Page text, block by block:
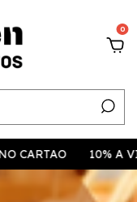
0
10% A VISTA